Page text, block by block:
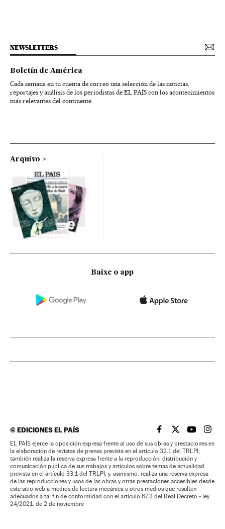
NEWSLETTERS
Boletín de América
Cada semana en tu cuenta de correo una selección de las noticias,
reportajes y análisis de los periodistas de EL PAÍS con los acontecimientos
más relevantes del continente.
Arquivo
Baixe o app
©EDICIONES EL PAÍS EL PAÍS BRASIL EN
EL PAÍSEL PAÍS
EL
EL PAÍS ejerce la oposición expresa frente al uso de sus obras y prestaciones en
la elaboración de revistas de prensa prevista en el artículo 32.1 del TRLPI;
también realiza la reserva expresa frente a la reproducción, distribución y
comunicación pública de sus trabajos y artículos sobre temas de actualidad
prevista en el artículo 33.1 del TRLPI; y, asimismo, realiza una reserva expresa
de las reproducciones y usos de las obras y otras prestaciones accesibles desde
este sitio web a medios de lectura mecánica u otros medios que resulten
adecuados a tal fin de conformidad con el artículo 67.3 del Real Decreto - ley
24/2021, de 2 de noviembre